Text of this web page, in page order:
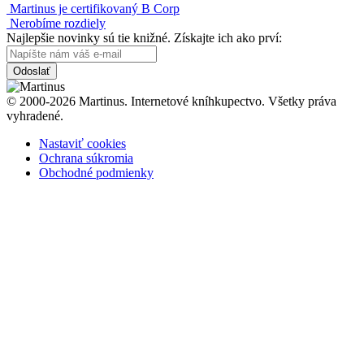
Martinus je certifikovaný B Corp
Nerobíme rozdiely
Najlepšie novinky sú tie knižné. Získajte ich ako prví:
Odoslať
© 2000-2026 Martinus. Internetové kníhkupectvo. Všetky práva
vyhradené.
Nastaviť cookies
Ochrana súkromia
Obchodné podmienky